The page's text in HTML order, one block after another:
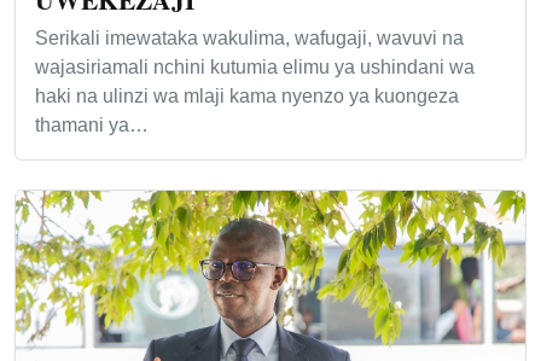
Serikali imewataka wakulima, wafugaji, wavuvi na
wajasiriamali nchini kutumia elimu ya ushindani wa
haki na ulinzi wa mlaji kama nyenzo ya kuongeza
thamani ya…